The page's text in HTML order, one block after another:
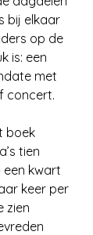
bij elkaar
op de
is: een
met
concert.
boek
tien
een kwart
keer per
zien